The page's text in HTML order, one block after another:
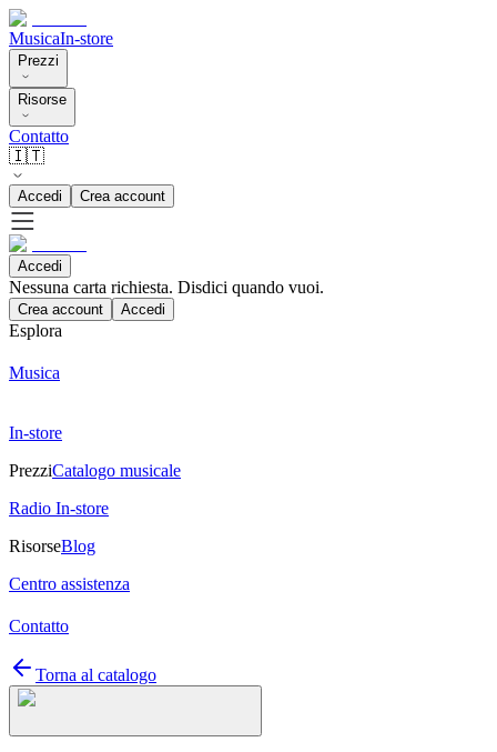
MusicaIn-store
Prezzi
Risorse
Contatto
🇮🇹
Accedi Crea account
Accedi
Nessuna carta richiesta. Disdici quando vuoi.
Crea account Accedi
Esplora
Musica
In-store
PrezziCatalogo musicale
Radio In-store
RisorseBlog
Centro assistenza
Contatto
Torna al catalogo